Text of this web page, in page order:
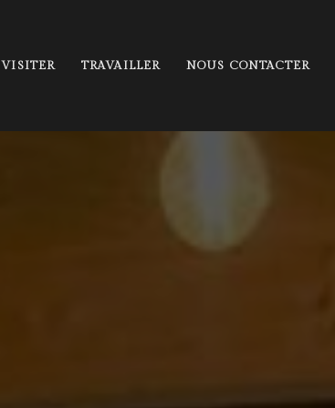
VISITER TRAVAILLER NOUS CONTACTER